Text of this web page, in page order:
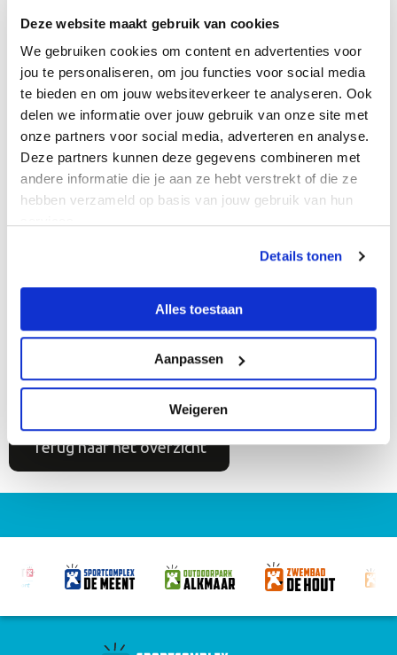
Deze website maakt gebruik van cookies
We gebruiken cookies om content en advertenties voor
jou te personaliseren, om jou functies voor social media
te bieden en om jouw websiteverkeer te analyseren. Ook
delen we informatie over jouw gebruik van onze site met
onze partners voor social media, adverteren en analyse.
Deze partners kunnen deze gegevens combineren met
andere informatie die je aan ze hebt verstrekt of die ze
hebben verzameld op basis van jouw gebruik van hun
Details tonen
Alles toestaan
Aanpassen
Weigeren
sportcomplex te hebben voor vele sportieve gebruikers.
De onthulling van het bouwbord door: Manfred Wansink van
VenhoevenCS (architect), Roelof Wind van Wind Design + Build,
wethouder Sport Christiaan Peetoom, projectleider Patrick
Langendijk en Vincent Thijssen, Alkmaar Sport. (Foto Ed van de
Pol)
Roelof Wind van Wind Design + Build en wethouder Sport
Terug naar het overzicht